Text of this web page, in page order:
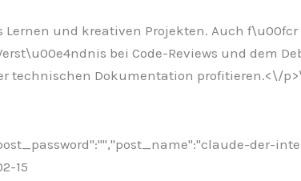
und kreativen Projekten. Auch
bei Code-Reviews und dem
technischen Dokumentation profitieren.<\/
der-
15